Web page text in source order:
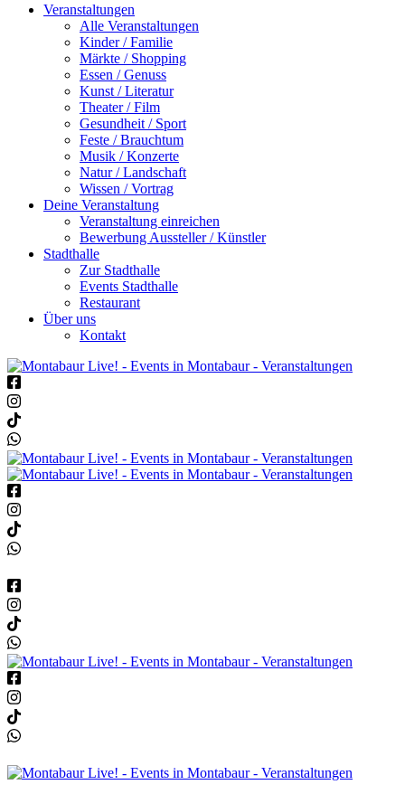
Veranstaltungen
Alle Veranstaltungen
Kinder / Familie
Märkte / Shopping
Essen / Genuss
Kunst / Literatur
Theater / Film
Gesundheit / Sport
Feste / Brauchtum
Musik / Konzerte
Natur / Landschaft
Wissen / Vortrag
Deine Veranstaltung
Veranstaltung einreichen
Bewerbung Aussteller / Künstler
Stadthalle
Zur Stadthalle
Events Stadthalle
Restaurant
Über uns
Kontakt